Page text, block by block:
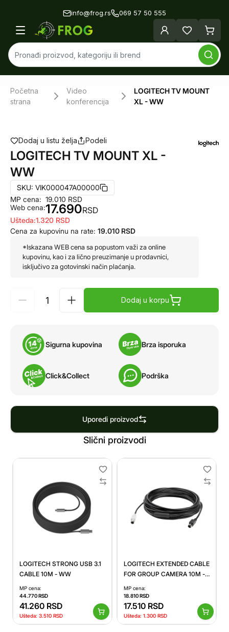
info@frog.rs 069 57 50 555
Početna
strana
Video
konferencija
LOGITECH TV MOUNT
XL - WW
Dodaj u listu želja Podeli
LOGITECH TV MOUNT XL -
WW
SKU: VIK000047A00000
MP cena:
Web cena:
19.010 RSD
17.690RSD
Ušteda:1.320 RSD
Cena za kupovinu na rate: 19.010 RSD
*Iskazana WEB cena sa popustom važi za online
kupovinu, kao i za lično preuzimanje u prodavnici,
isključivo za gotovinski način plaćanja.
Dodaj u korpu
Sigurna kupovina Brza isporuka
Click&Collect Podrška
Uporedi proizvod
Slični proizvodi
LOGITECH STRONG USB 3.1
CABLE 10M - WW
MP cena:
44.770RSD
41.260 RSD
Ušteda: 3.510 RSD
LOGITECH EXTENDED CABLE
FOR GROUP CAMERA 10M -
WW
MP cena:
18.810RSD
17.510 RSD
Ušteda: 1.300 RSD